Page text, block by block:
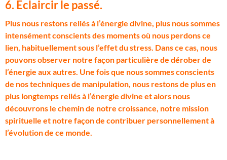
6. Éclaircir le passé.
Plus nous restons reliés à l’énergie divine, plus nous sommes
intensément conscients des moments où nous perdons ce
lien, habituellement sous l’effet du stress. Dans ce cas, nous
pouvons observer notre façon particulière de dérober de
l’énergie aux autres. Une fois que nous sommes conscients
de nos techniques de manipulation, nous restons de plus en
plus longtemps reliés à l’énergie divine et alors nous
découvrons le chemin de notre croissance, notre mission
spirituelle et notre façon de contribuer personnellement à
l’évolution de ce monde.